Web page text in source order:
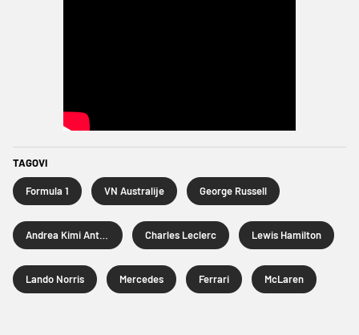
TAGOVI
Formula 1 VN Australije George Russell
Charles Leclerc Lewis Hamilton
Lando Norris Mercedes Ferrari McLaren